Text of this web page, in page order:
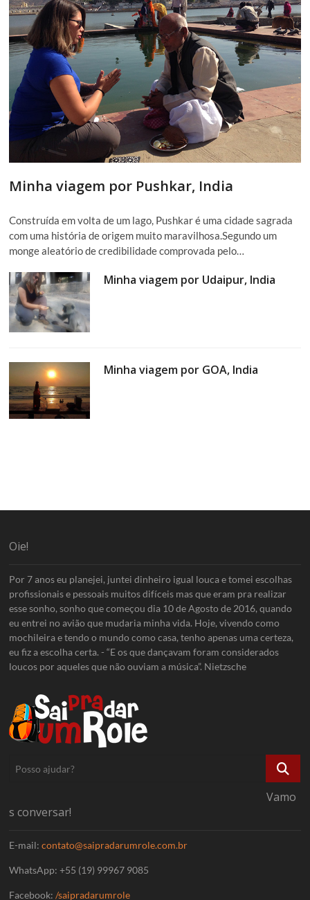
Minha viagem por Pushkar, India
Construída em volta de um lago, Pushkar é uma cidade sagrada
com uma história de origem muito maravilhosa.Segundo um
monge aleatório de credibilidade comprovada pelo…
Minha viagem por Udaipur, India
Minha viagem por GOA, India
Oie!
Por 7 anos eu planejei, juntei dinheiro igual louca e tomei escolhas
profissionais e pessoais muitos difíceis mas que eram pra realizar
esse sonho, sonho que começou dia 10 de Agosto de 2016, quando
eu entrei no avião que mudaria minha vida. Hoje, vivendo como
mochileira e tendo o mundo como casa, tenho apenas uma certeza,
eu fiz a escolha certa. - “E os que dançavam foram considerados
loucos por aqueles que não ouviam a música”. Nietzsche
Posso
ajudar?
Vamo
s conversar!
E-mail:contato@saipradarumrole.com.br
WhatsApp: +55 (19) 99967 9085
Facebook:/saipradarumrole